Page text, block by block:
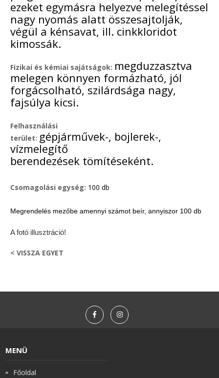
ezeket egymásra helyezve melegítéssel
nagy nyomás alatt összesajtolják,
végül a kénsavat, ill. cinkkloridot
kimossák.
Fizikai és kémiai sajátságok: megduzzasztva
melegen könnyen formázható, jól
forgácsolható, szilárdsága nagy,
fajsúlya kicsi.
Felhasználási
terület: gépjárművek-, bojlerek-,
vízmelegítő
berendezések tömítéseként.
Csomagolási egység: 100 db
Megrendelés mezőbe amennyi számot beír, annyiszor 100 db
A fotó illusztráció!
< VISSZA EGYET
MENÜ
Főoldal